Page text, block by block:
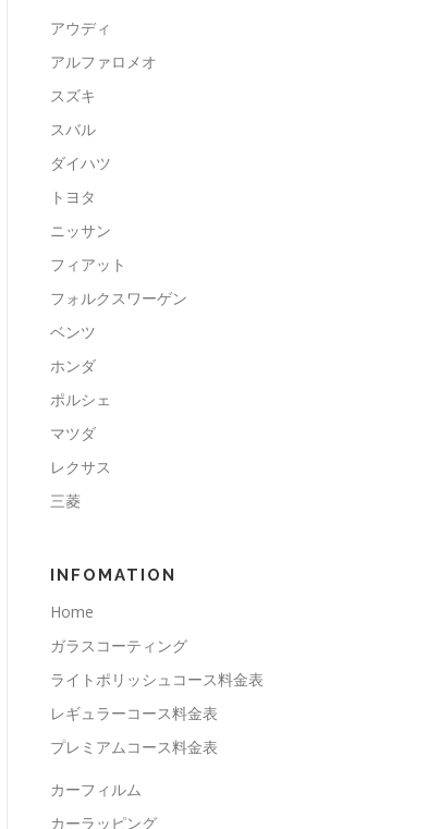
アウディ
アルファロメオ
スズキ
スバル
ダイハツ
トヨタ
ニッサン
フィアット
フォルクスワーゲン
ベンツ
ホンダ
ポルシェ
マツダ
レクサス
三菱
INFOMATION
Home
ガラスコーティング
ライトポリッシュコース料金表
レギュラーコース料金表
プレミアムコース料金表
カーフィルム
カーラッピング